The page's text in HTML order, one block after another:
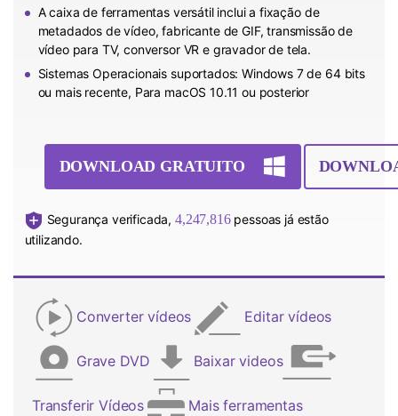
A caixa de ferramentas versátil inclui a fixação de
metadados de vídeo, fabricante de GIF, transmissão de
vídeo para TV, conversor VR e gravador de tela.
Sistemas Operacionais suportados: Windows 7 de 64 bits
ou mais recente, Para macOS 10.11 ou posterior
DOWNLOAD GRATUITO
Segurança verificada,4,247,817pessoas já estão
utilizando.
Converter vídeos Editar vídeos
Grave DVD Baixar videos
Transferir Vídeos Mais ferramentas